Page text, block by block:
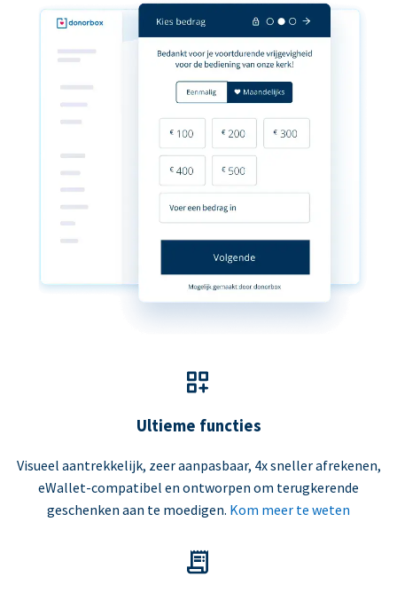
Ultieme functies
Visueel aantrekkelijk, zeer aanpasbaar, 4x sneller afrekenen,
eWallet-compatibel en ontworpen om terugkerende
geschenken aan te moedigen. Kom meer te weten